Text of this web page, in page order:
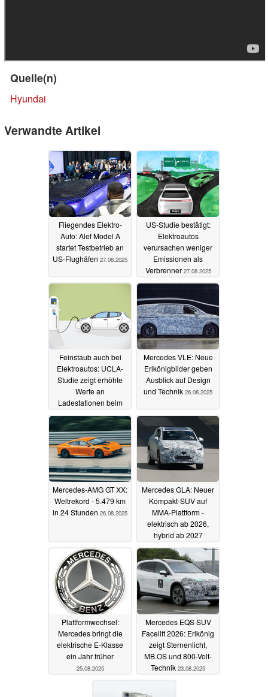
Quelle(n)
Hyundai
Verwandte Artikel
Fliegendes Elektro-
Auto: Alef Model A
startet Testbetrieb an
US-Flughäfen 27.08.2025
US-Studie bestätigt:
Elektroautos
verursachen weniger
Emissionen als
Verbrenner 27.08.2025
Feinstaub auch bei
Elektroautos: UCLA-
Studie zeigt erhöhte
Werte an
Ladestationen beim
Schnellladen27.08.2025
Mercedes VLE: Neue
Erlkönigbilder geben
Ausblick auf Design
und Technik 26.08.2025
Mercedes-AMG GT XX:
Weltrekord - 5.479 km
in 24 Stunden 26.08.2025
Mercedes GLA: Neuer
Kompakt-SUV auf
MMA-Plattform -
elektrisch ab 2026,
hybrid ab 2027
25.08.2025
Plattformwechsel:
Mercedes bringt die
elektrische E-Klasse
ein Jahr früher
25.08.2025
Mercedes EQS SUV
Facelift 2026: Erlkönig
zeigt Sternenlicht,
MB.OS und 800-Volt-
Technik 23.08.2025